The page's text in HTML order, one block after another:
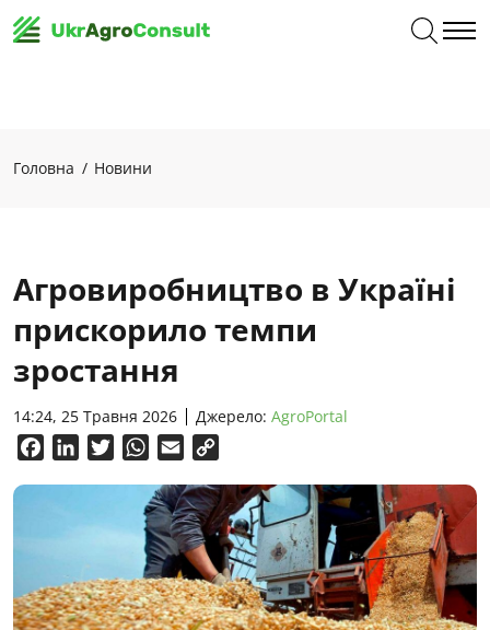
Головна Новини
Агровиробництво в Україні
прискорило темпи
зростання
14:24, 25 Травня 2026 Джерело: AgroPortal
FacebookLinkedInTwitterWhatsApp
Email